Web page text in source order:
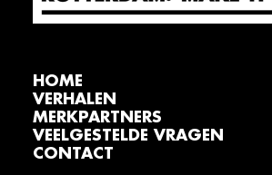
HOME
VERHALEN
MERKPARTNERS
VEELGESTELDE VRAGEN
CONTACT